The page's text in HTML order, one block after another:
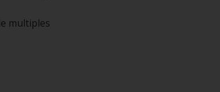
multiples